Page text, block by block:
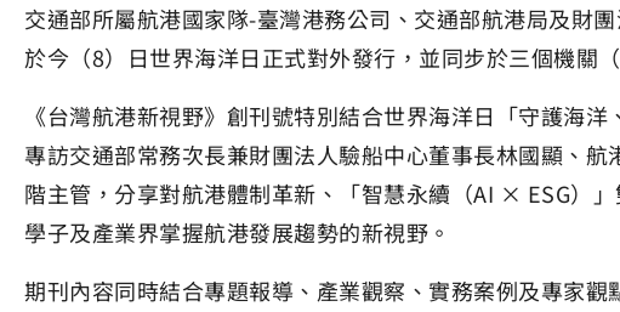
交通部所屬航港國家隊-臺灣港務公司、交通部航港局及財
於今（8）日世界海洋日正式對外發行，並同步於三個機關
《台灣航港新視野》創刊號特別結合世界海洋日「守護海
專訪交通部常務次長兼財團法人驗船中心董事長林國顯、
階主管，分享對航港體制革新、「智慧永續（AI × ESG）
學子及產業界掌握航港發展趨勢的新視野。
期刊內容同時結合專題報導、產業觀察、實務案例及專家